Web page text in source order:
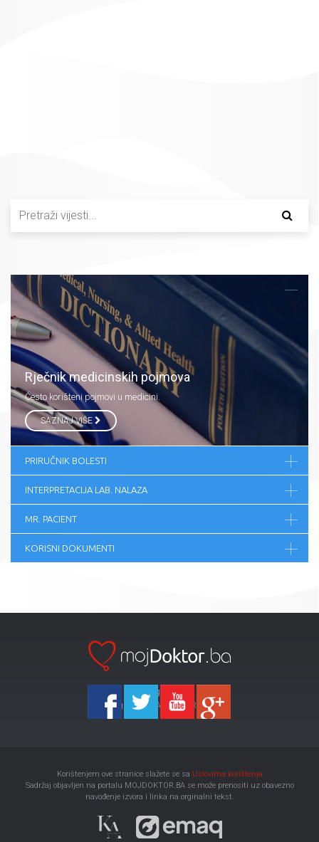
Rječnik medicinskih pojmova
Često korišteni pojmovi u medicini.
SAZNAJ VIŠE
PRIRUČNIK BOLESTI
INTERPRETACIJA LAB. NALAZA
MR. PACIENT
KORISNI DOKUMENTI
Ka-Agencija
Copyright 2026 All Right Reserved
Korištenjem ove stranice slažete se sa Uslovima korištenja
Sadržaj objavljen na portalu MOJDOKTOR.BA se može prenositi uz obavezno
navođenje izvora i linka na orginalni tekst.